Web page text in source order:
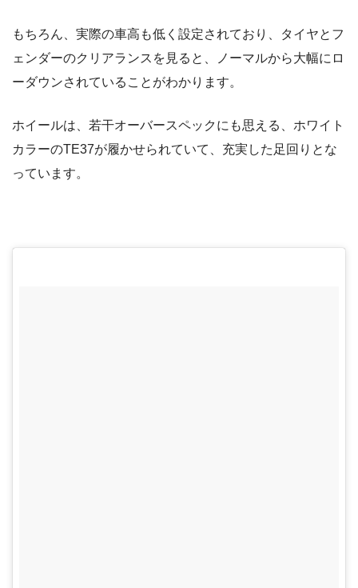
もちろん、実際の車高も低く設定されており、タイヤとフ
ェンダーのクリアランスを見ると、ノーマルから大幅にロ
ーダウンされていることがわかります。
ホイールは、若干オーバースペックにも思える、ホワイト
カラーのTE37が履かせられていて、充実した足回りとな
っています。